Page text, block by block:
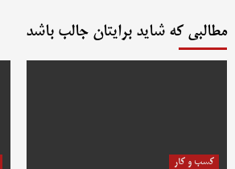
مطالبی که شاید برایتان جالب باشد
کسب و کار